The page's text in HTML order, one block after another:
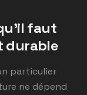
faut
durable
particulier
ne dépend